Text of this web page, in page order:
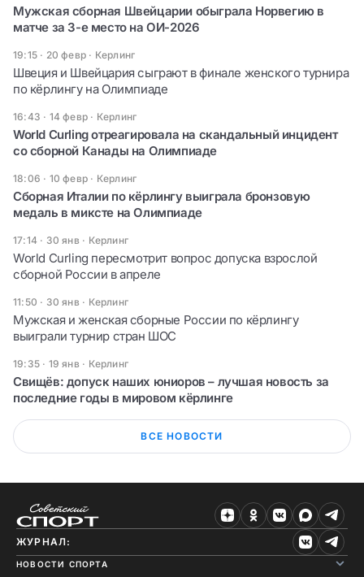
Мужская сборная Швейцарии обыграла Норвегию в
матче за 3-е место на ОИ-2026
19:15 · 20 февр · Керлинг
Швеция и Швейцария сыграют в финале женского турнира
по кёрлингу на Олимпиаде
16:43 · 14 февр · Керлинг
World Curling отреагировала на скандальный инцидент
со сборной Канады на Олимпиаде
18:06 · 10 февр · Керлинг
Сборная Италии по кёрлингу выиграла бронзовую
медаль в миксте на Олимпиаде
17:14 · 30 янв· Керлинг
World Curling пересмотрит вопрос допуска взрослой
сборной России в апреле
11:50 · 30 янв· Керлинг
Мужская и женская сборные России по кёрлингу
выиграли турнир стран ШОС
19:35 · 19 янв· Керлинг
Свищёв: допуск наших юниоров – лучшая новость за
последние годы в мировом кёрлинге
ВСЕ НОВОСТИ
ЖУРНАЛ:
НОВОСТИ СПОРТА